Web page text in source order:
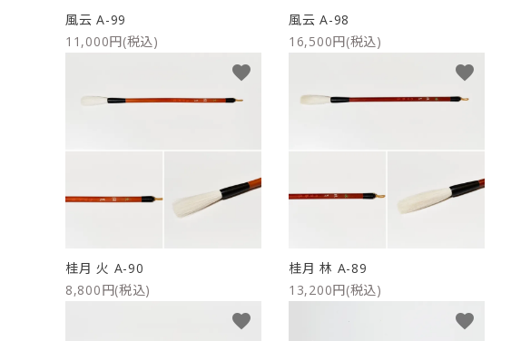
風云 A-99
11,000円(税込)
風云 A-98
16,500円(税込)
桂月 火 A-90
8,800円(税込)
favorite
桂月 林 A-89
13,200円(税込)
favorite
favorite favorite